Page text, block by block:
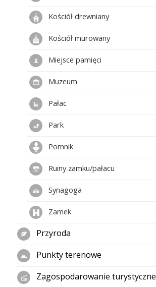
Kościół drewniany
Kościół murowany
Miejsce pamięci
Muzeum
Pałac
Park
Pomnik
Ruiny zamku/pałacu
Synagoga
Zamek
Przyroda
Punkty terenowe
Zagospodarowanie turystyczne